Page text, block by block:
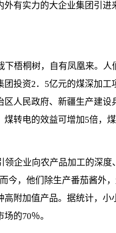
外有实力的大企业集团引
梧桐树，自有凤凰来。人们
团投资2．5亿元的煤深加
区人民政府、新疆生产建
煤转电的效益可增加5倍，
企业向农产品加工的深度
今，他们除生产番茄酱外
高附加值产品。据统计，
的70％。